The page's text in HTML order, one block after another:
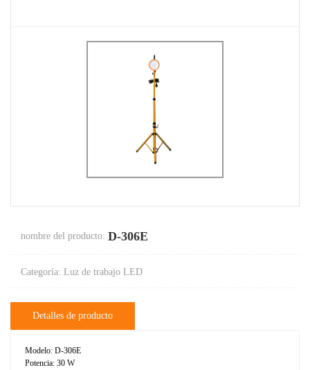
nombre del producto: D-306E
Categoría: Luz de trabajo LED
Detalles de producto
Modelo: D-306E
Potencia: 30 W